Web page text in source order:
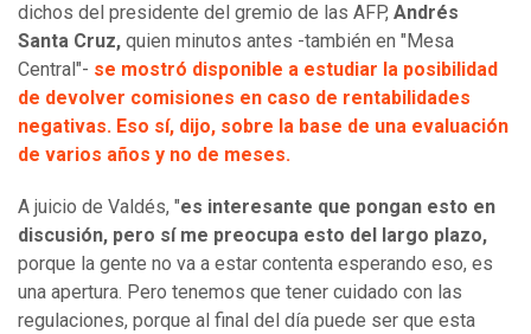
dichos del presidente del gremio de las AFP, Andrés
Santa Cruz, quien minutos antes -también en "Mesa
Central"- se mostró disponible a estudiar la posibilidad
de devolver comisiones en caso de rentabilidades
negativas. Eso sí, dijo, sobre la base de una evaluación
de varios años y no de meses.
A juicio de Valdés, "es interesante que pongan esto en
discusión, pero sí me preocupa esto del largo plazo,
porque la gente no va a estar contenta esperando eso, es
una apertura. Pero tenemos que tener cuidado con las
regulaciones, porque al final del día puede ser que esta